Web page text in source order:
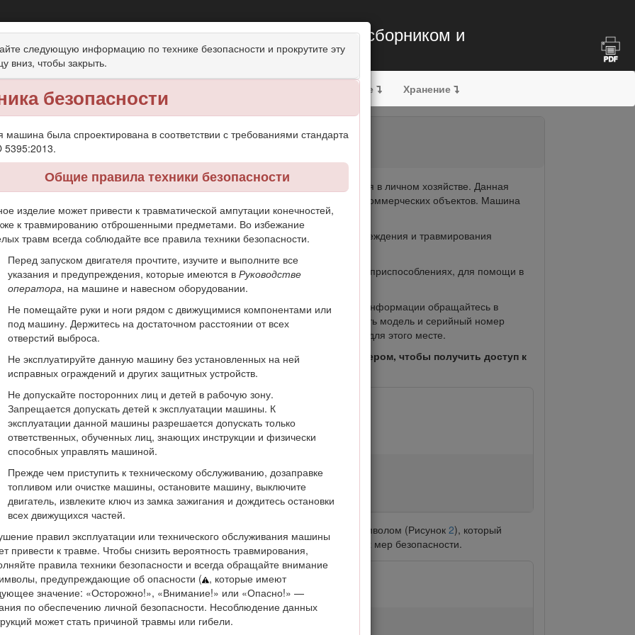
следующую информацию по технике безопасности и прокрутите эту
вниз, чтобы закрыть.
безопасности
машина была спроектирована в соответствии с требованиями стандарта
5395:2013.
Общие правила техники безопасности
изделие может привести к травматической ампутации конечностей,
к травмированию отброшенными предметами. Во избежание
травм всегда соблюдайте все правила техники безопасности.
Перед запуском двигателя прочтите, изучите и выполните все
указания и предупреждения, которые имеются в Руководстве
оператора, на машине и навесном оборудовании.
Не помещайте руки и ноги рядом с движущимися компонентами или
под машину. Держитесь на достаточном расстоянии от всех
отверстий выброса.
Не эксплуатируйте данную машину без установленных на ней
исправных ограждений и других защитных устройств.
Не допускайте посторонних лиц и детей в рабочую зону.
Запрещается допускать детей к эксплуатации машины. К
эксплуатации данной машины разрешается допускать только
ответственных, обученных лиц, знающих инструкции и физически
способных управлять машиной.
Прежде чем приступить к техническому обслуживанию, дозаправке
топливом или очистке машины, остановите машину, выключите
двигатель, извлеките ключ из замка зажигания и дождитесь остановки
всех движущихся частей.
правил эксплуатации или технического обслуживания машины
привести к травме. Чтобы снизить вероятность травмирования,
правила техники безопасности и всегда обращайте внимание
предупреждающие об опасности ( , которые имеют
значение: «Осторожно!», «Внимание!» или «Опасно!» —
по обеспечению личной безопасности. Несоблюдение данных
может стать причиной травмы или гибели.
см с функцией мульчирования, задним травосборником и
боковым выбросом
Знакомство с изделием Техническое обслуживание Хранение
ножом и с пешеходным управлением предназначена для использования в личном хозяйстве. Данная
скашивания травы на благоустроенных территориях жилых или коммерческих объектов. Машина
для использования в сельском хозяйстве.
правильно использовать и обслуживать машину, не допуская ее повреждения и травмирования
за правильное и безопасное использование машины.
используя сайт www.Toro.com, для получения информации об изделии и приспособлениях, для помощи в
оригинальных запчастей Toro или получения дополнительной информации обращайтесь в
технического обслуживания компании Toro. Не забудьте при этом указать модель и серийный номер
номера модели и серийного номера. Запишите номера в предусмотренном для этого месте.
компьютера отсканируйте QR-код на табличке с серийным номером, чтобы получить доступ к
сведениям об изделии.
Рисунок 1
опасности и рекомендации по их предотвращению, обозначенные символом (Рисунок 2), который
или гибели в случае несоблюдения пользователем рекомендуемых мер безопасности.
Рисунок 2